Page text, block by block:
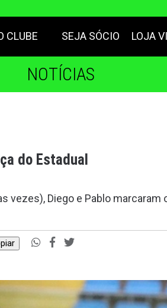
CLUBE SEJA SÓCIO LOJA
NOTÍCIAS
do Estadual
vezes), Diego e Pablo marcaram